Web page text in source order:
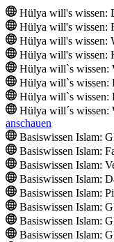
Hülya will's wissen:
Hülya will's wissen:
Hülya will's wissen:
Hülya will's wissen:
Hülya will`s wissen:
Hülya will`s wissen:
Hülya will`s wissen:
Hülya will´s wissen:
anschauen
Basiswissen Islam:
Basiswissen Islam:
Basiswissen Islam:
Basiswissen Islam:
Basiswissen Islam:
Basiswissen Islam:
Basiswissen Islam:
Basiswissen Islam: